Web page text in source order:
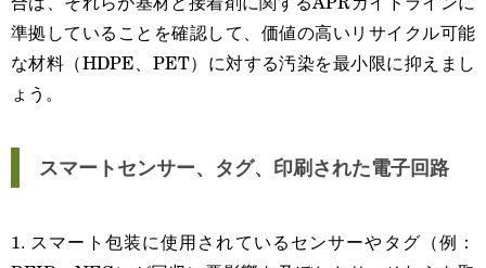
準拠していることを確認して、価値の高いリサイクル可能
な材料（HDPE、PET）に対する汚染を最小限に抑えまし
ょう。
スマートセンサー、タグ、印刷された電子回路
1. スマート包装に使用されているセンサーやタグ（例：